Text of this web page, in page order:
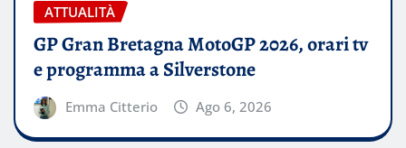
ATTUALITÀ
GP Gran Bretagna MotoGP 2026, orari tv
e programma a Silverstone
Emma Citterio Ago 6, 2026